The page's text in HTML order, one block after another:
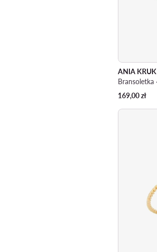
ANIA KRUK
Bransoletka
169,00zł